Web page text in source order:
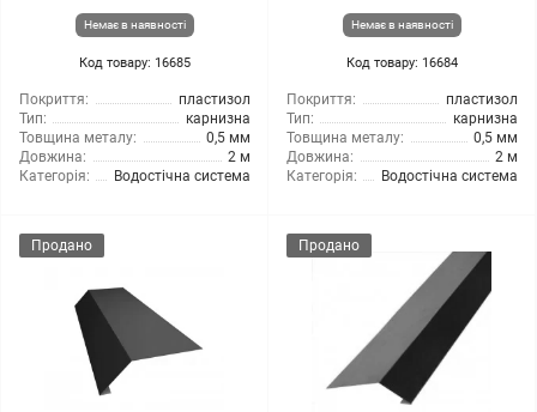
Немає в наявності
Код товару: 16685
Покриття:
пластизол
Тип:
карнизна
Товщина металу:
0,5 мм
Довжина:
2 м
Категорія:
Водостічна система
Немає в наявності
Код товару: 16684
Покриття:
пластизол
Тип:
карнизна
Товщина металу:
0,5 мм
Довжина:
2 м
Категорія:
Водостічна система
Продано Продано